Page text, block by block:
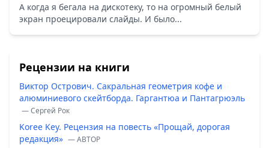
А когда я бегала на дискотеку, то на огромный белый
экран проецировали слайды. И было...
Рецензии на книги
Виктор Острович. Сакральная геометрия кофе и
алюминиевого скейтборда. Гаргантюа и Пантагрюэль
— Сергей Рок
Koree Key. Рецензия на повесть «Прощай, дорогая
редакция» — ABTOP